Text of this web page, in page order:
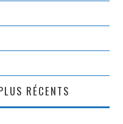
RÉCENTS